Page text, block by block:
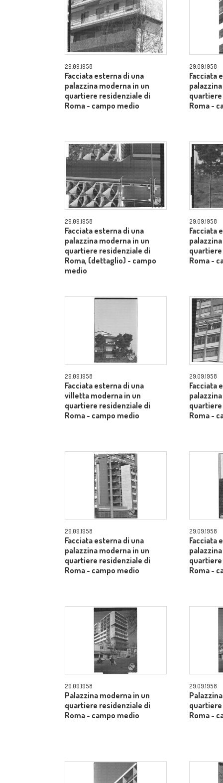
29.09.1958
Facciata esterna di una
palazzina moderna in un
quartiere residenziale di
Roma - campo medio
29.09.1958
Facciata
Roma -
29.09.1958
Facciata esterna di una
palazzina moderna in un
quartiere residenziale di
Roma, (dettaglio) - campo
medio
29.09.1958
Facciata
Roma -
29.09.1958
Facciata esterna di una
villetta moderna in un
quartiere residenziale di
Roma - campo medio
29.09.1958
Facciata
Roma -
29.09.1958
Facciata esterna di una
palazzina moderna in un
quartiere residenziale di
Roma - campo medio
29.09.1958
Facciata
Roma -
29.09.1958
Palazzina moderna in un
quartiere residenziale di
Roma - campo medio
29.09.1958
Roma -